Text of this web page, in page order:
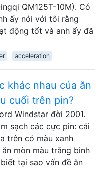
QM125T-10M). Có
ấy nói với tôi rằng
động tốt và anh ấy đã
acceleration
khác nhau của ăn
cuối trên pin?
Windstar đời 2001.
sạch các cực pin: cái
trên có màu xanh
mòn màu trắng bình
tại sao vấn đề ăn